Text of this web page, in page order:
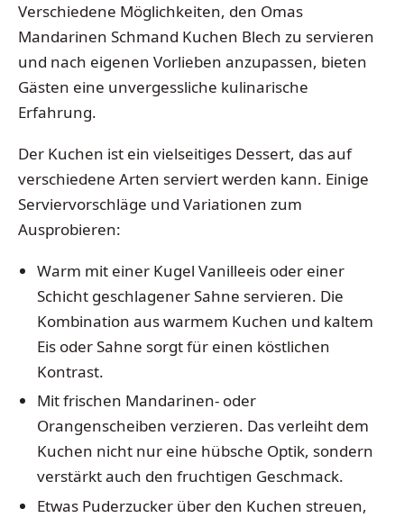
Verschiedene Möglichkeiten, den Omas
Mandarinen Schmand Kuchen Blech zu servieren
und nach eigenen Vorlieben anzupassen, bieten
Gästen eine unvergessliche kulinarische
Erfahrung.
Der Kuchen ist ein vielseitiges Dessert, das auf
verschiedene Arten serviert werden kann. Einige
Serviervorschläge und Variationen zum
Ausprobieren:
Warm mit einer Kugel Vanilleeis oder einer
Schicht geschlagener Sahne servieren. Die
Kombination aus warmem Kuchen und kaltem
Eis oder Sahne sorgt für einen köstlichen
Kontrast.
Mit frischen Mandarinen- oder
Orangenscheiben verzieren. Das verleiht dem
Kuchen nicht nur eine hübsche Optik, sondern
verstärkt auch den fruchtigen Geschmack.
Etwas Puderzucker über den Kuchen streuen,